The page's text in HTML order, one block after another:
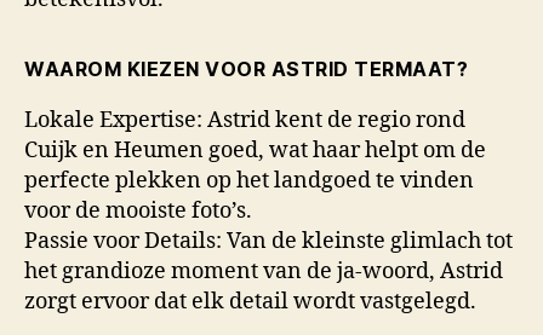
WAAROM KIEZEN VOOR ASTRID TERMAAT?
Lokale Expertise: Astrid kent de regio rond
Cuijk en Heumen goed, wat haar helpt om de
perfecte plekken op het landgoed te vinden
voor de mooiste foto’s.
Passie voor Details: Van de kleinste glimlach tot
het grandioze moment van de ja-woord, Astrid
zorgt ervoor dat elk detail wordt vastgelegd.